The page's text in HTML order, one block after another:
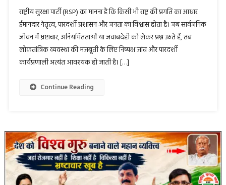
राष्ट्रीय सुरक्षा पार्टी (RSP) का मानना है कि किसी भी राष्ट्र की प्रगति का आधार
ईमानदार नेतृत्व, पारदर्शी प्रशासन और जनता का विश्वास होता है। जब सार्वजनिक
जीवन में भ्रष्टाचार, अनियमितताओं या जवाबदेही को लेकर प्रश्न उठते हैं, तब
लोकतांत्रिक व्यवस्था की मजबूती के लिए निष्पक्ष जांच और पारदर्शी
कार्यप्रणाली अत्यंत आवश्यक हो जाती है। […]
Continue Reading